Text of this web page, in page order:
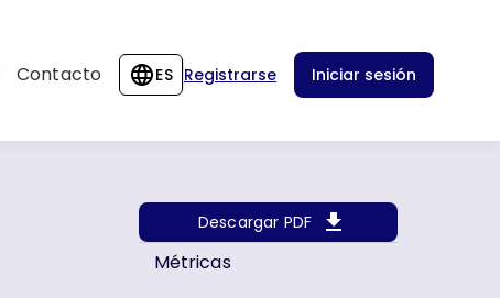
Contacto ES Registrarse Iniciar sesión
Descargar PDF
Métricas